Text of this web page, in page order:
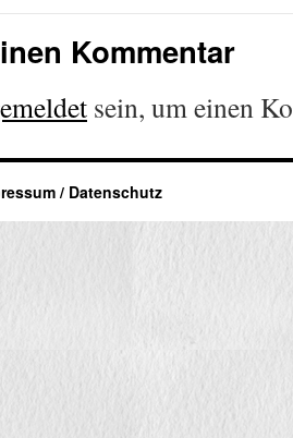
Kommentar
sein, um einen
/ Datenschutz